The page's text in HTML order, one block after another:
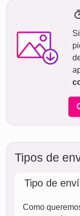
Tiempo de
entrega
No queremos
nuestra vista
momento cuándo
Con nuestro envío
pedido se realiza
incluso con el
Todo tu envío está
durante el